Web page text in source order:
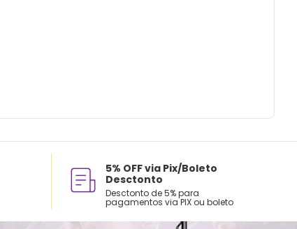
5% OFF via Pix/Boleto
Desctonto
Desctonto de 5% para
pagamentos via PIX ou boleto